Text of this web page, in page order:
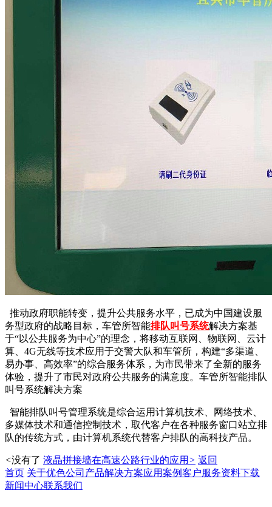
推动政府职能转变，提升公共服务水平，已成为中国建设服
务型政府的战略目标，车管所智能排队叫号系统解决方案基
于“以公共服务为中心”的理念，将移动互联网、物联网、云计
算、4G无线等技术应用于交警大队和车管所，构建“多渠道、
易办事、高效率”的综合服务体系，为市民带来了全新的服务
体验，提升了市民对政府公共服务的满意度。车管所智能排队
叫号系统解决方案
智能排队叫号管理系统是综合运用计算机技术、网络技术、
多媒体技术和通信控制技术，取代客户在各种服务窗口站立排
队的传统方式，由计算机系统代替客户排队的高科技产品。
<没有了 液晶拼接墙在高速公路行业的应用 > 返回
首页 关于优色公司产品解决方案应用案例客户服务资料下载
新闻中心联系我们